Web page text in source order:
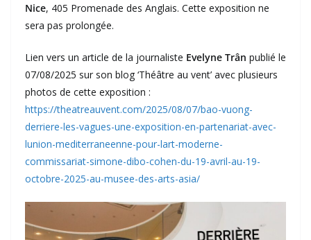
Nice, 405 Promenade des Anglais. Cette exposition ne
sera pas prolongée.
Lien vers un article de la journaliste Evelyne Trân publié le
07/08/2025 sur son blog ‘Théâtre au vent’ avec plusieurs
photos de cette exposition :
https://theatreauvent.com/2025/08/07/bao-vuong-
derriere-les-vagues-une-exposition-en-partenariat-avec-
lunion-mediterraneenne-pour-lart-moderne-
commissariat-simone-dibo-cohen-du-19-avril-au-19-
octobre-2025-au-musee-des-arts-asia/